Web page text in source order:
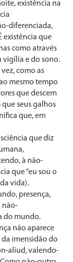
existência na
diferenciada,
existência que
como através
vigília e do sono.
como as
mesmo tempo
que descem
seus galhos
que, em
que diz
à não-
que “eu sou o
vida).
presença,
não-
do mundo.
não aparece
imensidão do
aliud, valendo-